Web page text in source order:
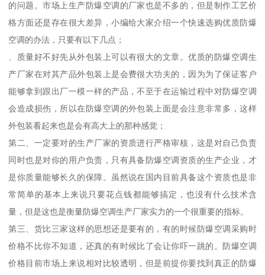
的问题。市场上生产防爆空调的厂家也是不多的，但是制作工艺价
格方面还是存在很大差异，小编给大家介绍一个快速选购优质防爆
空调的办法，只要有以下几点；
、质量好不好先从外包装上可以有很大的文章。优质的防爆空调生
产厂家在对其产品外包装上是会费很大功夫的，因为为了保证客户
能够拿到跟出厂一模一样的产品，不至于在运输过程中对防爆空调
会造成损伤，所以在防爆空调的外包装上面是会注意非常多，这样
外包装看起来也是会有高大上的那种感觉；
第二、一定要对的生产厂家的资质进行严格审核，这是对自己负责
同时也是对你的用户负责，只有具备防爆空调资质的生产企业，才
是你质量能够长久的保障。虽然说在国内目前具备这个资质也是非
常简单的基本上来说只要花点钱都能够搞定，也没有什么技术含
量，但是这也是衡量防爆空调生产厂家实力的一个很重要的指标。
第三、货比三家这样的思想还是要有的，有的时候防爆空调采购时
价格不比你不知道，还真的有时候比了会让你吓一跳的。防爆空调
价格目前市场上来说相对比较透明，但是前提你要找到真正的防爆